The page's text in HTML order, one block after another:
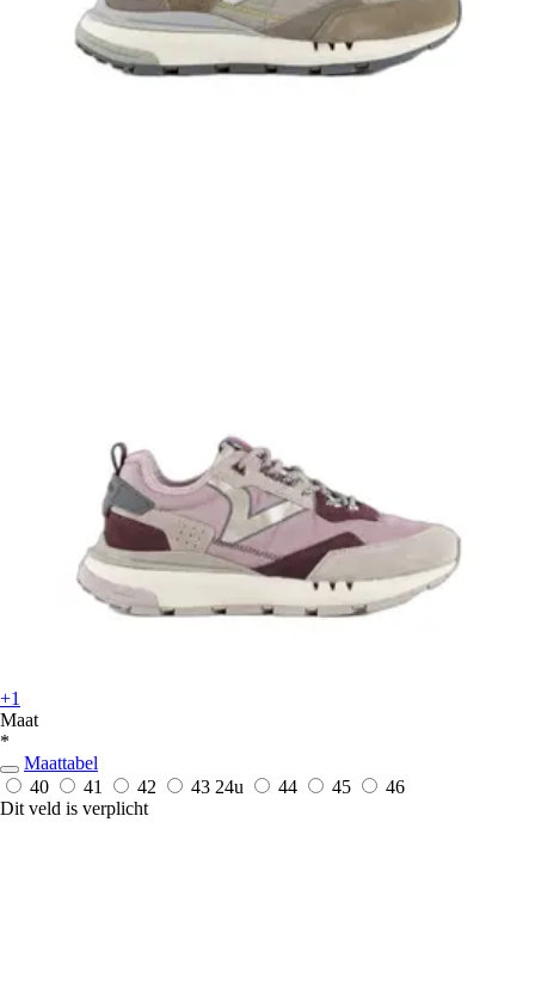
+1
Maat
*
Maattabel
40
41 42 43 24u 44 45
46
Dit veld is verplicht